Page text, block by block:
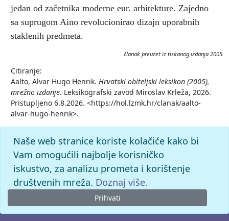
jedan od začetnika moderne eur. arhitekture. Zajedno
sa suprugom Aino revolucionirao dizajn uporabnih
staklenih predmeta.
članak preuzet iz tiskanog izdanja 2005.
Citiranje:
Aalto, Alvar Hugo Henrik. Hrvatski obiteljski leksikon (2005),
mrežno izdanje. Leksikografski zavod Miroslav Krleža, 2026.
Pristupljeno 6.8.2026. <https://hol.lzmk.hr/clanak/aalto-
alvar-hugo-henrik>.
Naše web stranice koriste kolačiće kako bi
Vam omogućili najbolje korisničko
iskustvo, za analizu prometa i korištenje
društvenih mreža. Doznaj više.
Prihvati
© 2026. -Leksikografski zavodMiroslav Krleža